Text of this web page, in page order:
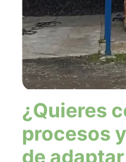
¿Quieres
procesos
de adaptar